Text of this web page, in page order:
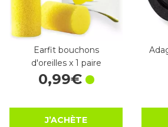
Earfit bouchons
d'oreilles x 1 paire
0,99€
J’ACHÈTE